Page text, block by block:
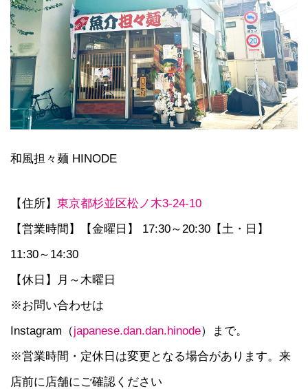
和風担々麺 HINODE
【住所】 東京都杉並区松ノ木3-24-10
【営業時間】【金曜日】 17:30～20:30【土・日】
11:30～14:30
【休日】月～木曜日
※お問い合わせは
Instagram（japanese.dan.dan.hinode）まで。
※営業時間・定休日は変更となる場合があります。来
店前に店舗にご確認ください